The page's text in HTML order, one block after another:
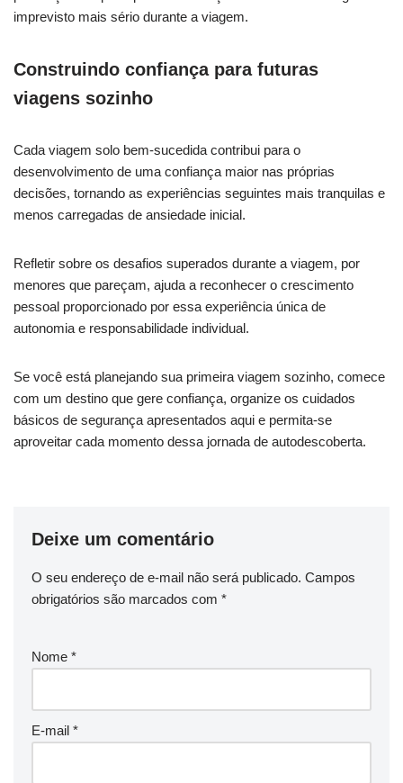
imprevisto mais sério durante a viagem.
Construindo confiança para futuras
viagens sozinho
Cada viagem solo bem-sucedida contribui para o
desenvolvimento de uma confiança maior nas próprias
decisões, tornando as experiências seguintes mais tranquilas e
menos carregadas de ansiedade inicial.
Refletir sobre os desafios superados durante a viagem, por
menores que pareçam, ajuda a reconhecer o crescimento
pessoal proporcionado por essa experiência única de
autonomia e responsabilidade individual.
Se você está planejando sua primeira viagem sozinho, comece
com um destino que gere confiança, organize os cuidados
básicos de segurança apresentados aqui e permita-se
aproveitar cada momento dessa jornada de autodescoberta.
Deixe um comentário
O seu endereço de e-mail não será publicado. Campos
obrigatórios são marcados com *
Nome *
E-mail *